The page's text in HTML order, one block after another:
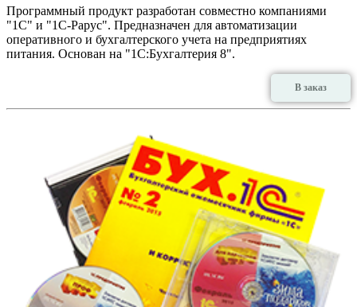
Программный продукт разработан совместно компаниями
"1С" и "1С-Рарус". Предназначен для автоматизации
оперативного и бухгалтерского учета на предприятиях
питания. Основан на "1С:Бухгалтерия 8".
В заказ